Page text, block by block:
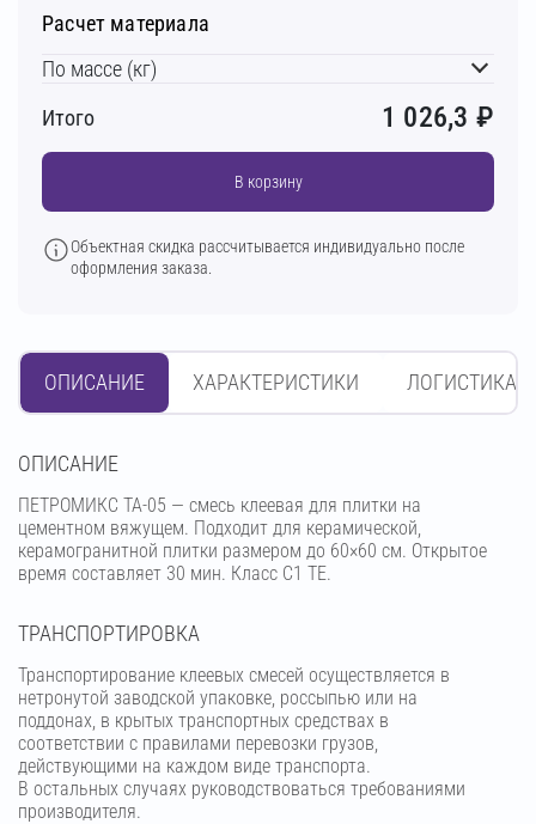
Расчет материала
По массе (кг)
Итого
1 026,3 ₽
В корзину
Объектная скидка рассчитывается индивидуально после
оформления заказа.
ОПИСАНИЕ ХАРАКТЕРИСТИКИ ЛОГИСТИКА
OПИСАНИЕ
ПЕТРОМИКС TA-05 — смесь клеевая для плитки на
цементном вяжущем. Подходит для керамической,
керамогранитной плитки размером до 60×60 см. Открытое
время составляет 30 мин. Класс C1 ТЕ.
ТРАНСПОРТИРОВКА
Транспортирование клеевых смесей осуществляется в
нетронутой заводской упаковке, россыпью или на
поддонах, в крытых транспортных средствах в
соответствии с правилами перевозки грузов,
действующими на каждом виде транспорта.
В остальных случаях руководствоваться требованиями
производителя.